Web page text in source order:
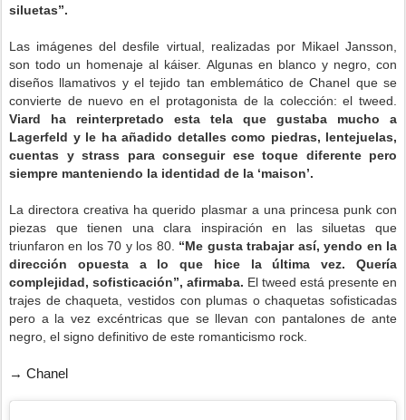
siluetas”.
Las imágenes del desfile virtual, realizadas por Mikael Jansson,
son todo un homenaje al káiser. Algunas en blanco y negro, con
diseños llamativos y el tejido tan emblemático de Chanel que se
convierte de nuevo en el protagonista de la colección: el tweed.
Viard ha reinterpretado esta tela que gustaba mucho a
Lagerfeld y le ha añadido detalles como piedras, lentejuelas,
cuentas y strass para conseguir ese toque diferente pero
siempre manteniendo la identidad de la ‘maison’.
La directora creativa ha querido plasmar a una princesa punk con
piezas que tienen una clara inspiración en las siluetas que
triunfaron en los 70 y los 80. “Me gusta trabajar así, yendo en la
dirección opuesta a lo que hice la última vez. Quería
complejidad, sofisticación”, afirmaba. El tweed está presente en
trajes de chaqueta, vestidos con plumas o chaquetas sofisticadas
pero a la vez excéntricas que se llevan con pantalones de ante
negro, el signo definitivo de este romanticismo rock.
→ Chanel